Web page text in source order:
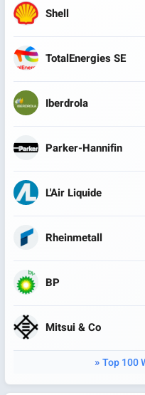
Shell
TotalEnergies SE
Iberdrola
Parker-Hannifin
L'Air Liquide
Rheinmetall
BP
Mitsui & Co
Top 100